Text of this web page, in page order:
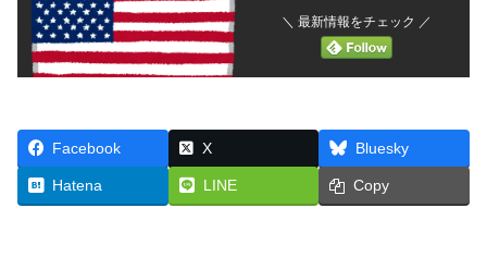
＼ 最新情報をチェック ／
Facebook X Bluesky
Hatena LINE Copy